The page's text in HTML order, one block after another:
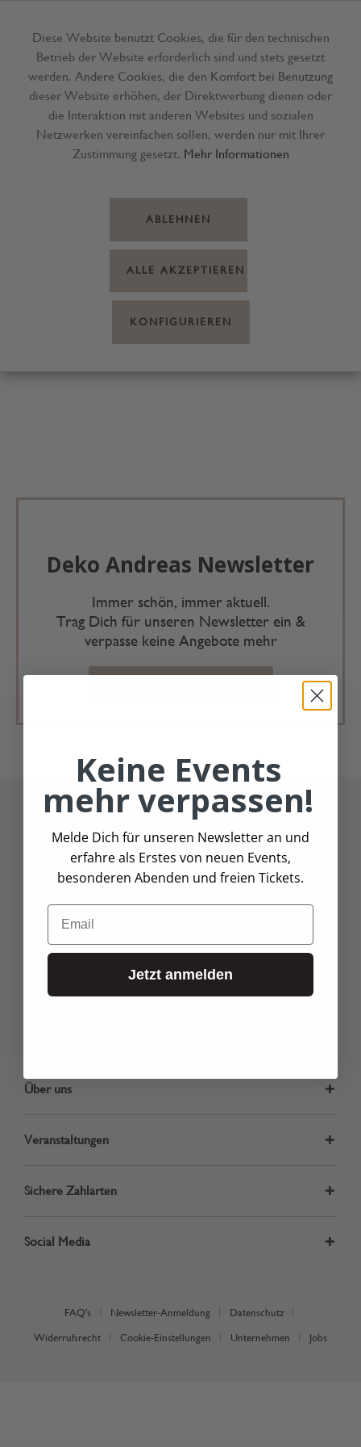
Menü
Sortierung:
Deko Andreas Newsletter
Immer schön, immer aktuell.
Trag Dich für unseren Newsletter ein &
verpasse keine Angebote mehr
Zur Newsletter Anmeldung
Tel.: 06074 82340
onlineshop@andreas-gmbh.de
Marie-Curie-Straße 4, 63128 Dietzenbach
Über uns
Veranstaltungen
Sichere Zahlarten
Social Media
FAQ's Newsletter-Anmeldung Datenschutz
Widerrufsrecht Cookie-Einstellungen Unternehmen Jobs
Diese Website benutzt Cookies, die für den technischen
Betrieb der Website erforderlich sind und stets gesetzt
werden. Andere Cookies, die den Komfort bei Benutzung
dieser Website erhöhen, der Direktwerbung dienen oder
die Interaktion mit anderen Websites und sozialen
Netzwerken vereinfachen sollen, werden nur mit Ihrer
Zustimmung gesetzt. Mehr Informationen
ABLEHNEN
ALLE AKZEPTIEREN
KONFIGURIEREN
Keine Events
mehr verpassen!
Melde Dich für unseren Newsletter an und
erfahre als Erstes von neuen Events,
besonderen Abenden und freien Tickets.
Email
Jetzt anmelden